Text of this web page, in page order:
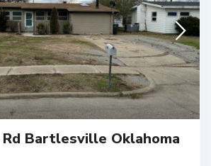
Bartlesville Oklahoma